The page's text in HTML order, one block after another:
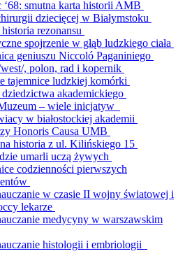
‘68: smutna karta historii AMB
dziecięcej w Białymstoku
rezonansu
spojrzenie w głąb ludzkiego ciała
geniuszu Niccoló Paganiniego
, polon, rad i kopernik
tajemnice ludzkiej komórki
akademickiego
– wiele inicjatyw
w białostockiej akademii
Honoris Causa UMB
historia z ul. Kilińskiego 15
umarli uczą żywych
codzienności pierwszych
w czasie II wojny światowej i
lekarze
medycyny w warszawskim
histologii i embriologii